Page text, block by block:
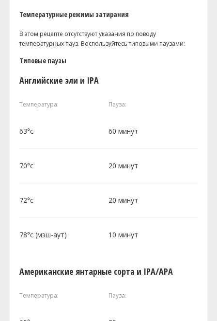
Температурные режимы затирания
В этом рецепте отсутствуют указания по поводу
температурных пауз. Воспользуйтесь типовыми паузами:
Типовые паузы
Английские эли и IPA
Температура: Пауза:
63°c 60 минут
70°c 20 минут
72°c 20 минут
78°c (мэш-аут) 10 минут
Американские янтарные сорта и IPA/APA
Температура: Пауза: